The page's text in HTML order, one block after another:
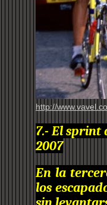
http://
7.- El sprint
2007
En la
los